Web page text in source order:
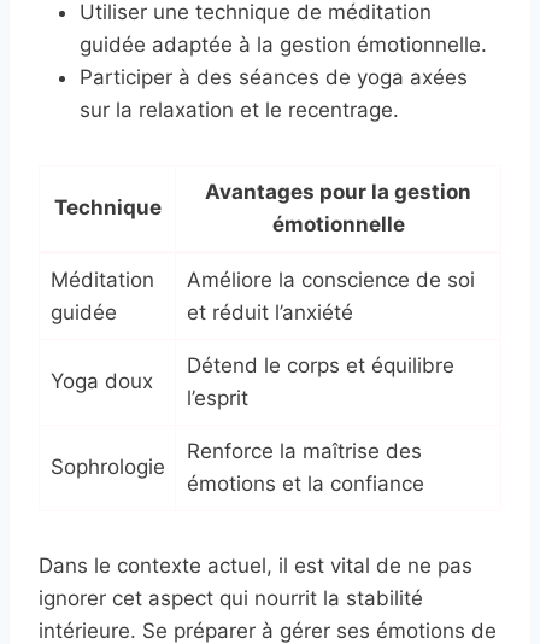
Utiliser une technique de méditation
guidée adaptée à la gestion émotionnelle.
Participer à des séances de yoga axées
sur la relaxation et le recentrage.
Technique
Avantages pour la gestion
émotionnelle
Méditation
guidée
Améliore la conscience de soi
et réduit l’anxiété
Yoga doux
Détend le corps et équilibre
l’esprit
Sophrologie
Renforce la maîtrise des
émotions et la confiance
Dans le contexte actuel, il est vital de ne pas
ignorer cet aspect qui nourrit la stabilité
intérieure. Se préparer à gérer ses émotions de